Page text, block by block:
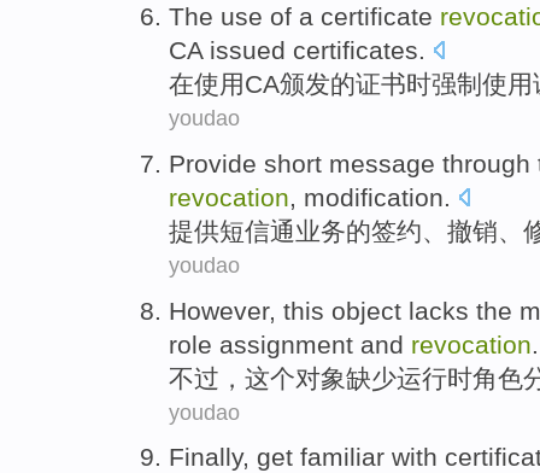
The use of a certificate
CA issued certificates.
在使用CA颁发的证书时强制 使用
youdao
Provide short message through
revocation, modification.
提供短信通业务的签约、 撤销、
youdao
However, this object lacks the
role assignment and revocation
不过 ， 这个对象缺少运行时角色
youdao
Finally, get familiar with